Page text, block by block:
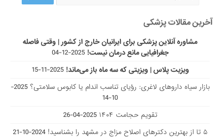
آخرین مقالات پزشکی
مشاوره آنلاین پزشکی برای ایرانیان خارج از کشور | وقتی فاصله
جغرافیایی مانع درمان نیست! 2025-12-04
ویزیت پلاس | ویزیتی که سه ماه باز می‌ماند! 2025-11-15
بازار سیاه داروهای لاغری: رؤیای تناسب اندام یا کابوس سلامتی؟
2025-
10-14
تقویم حجامت ۱۴۰۴
2025-04-26
۵ تا از بهترین دکتر‌های اصلاح مزاج در مشهد را بشناسید!
2024-10-21